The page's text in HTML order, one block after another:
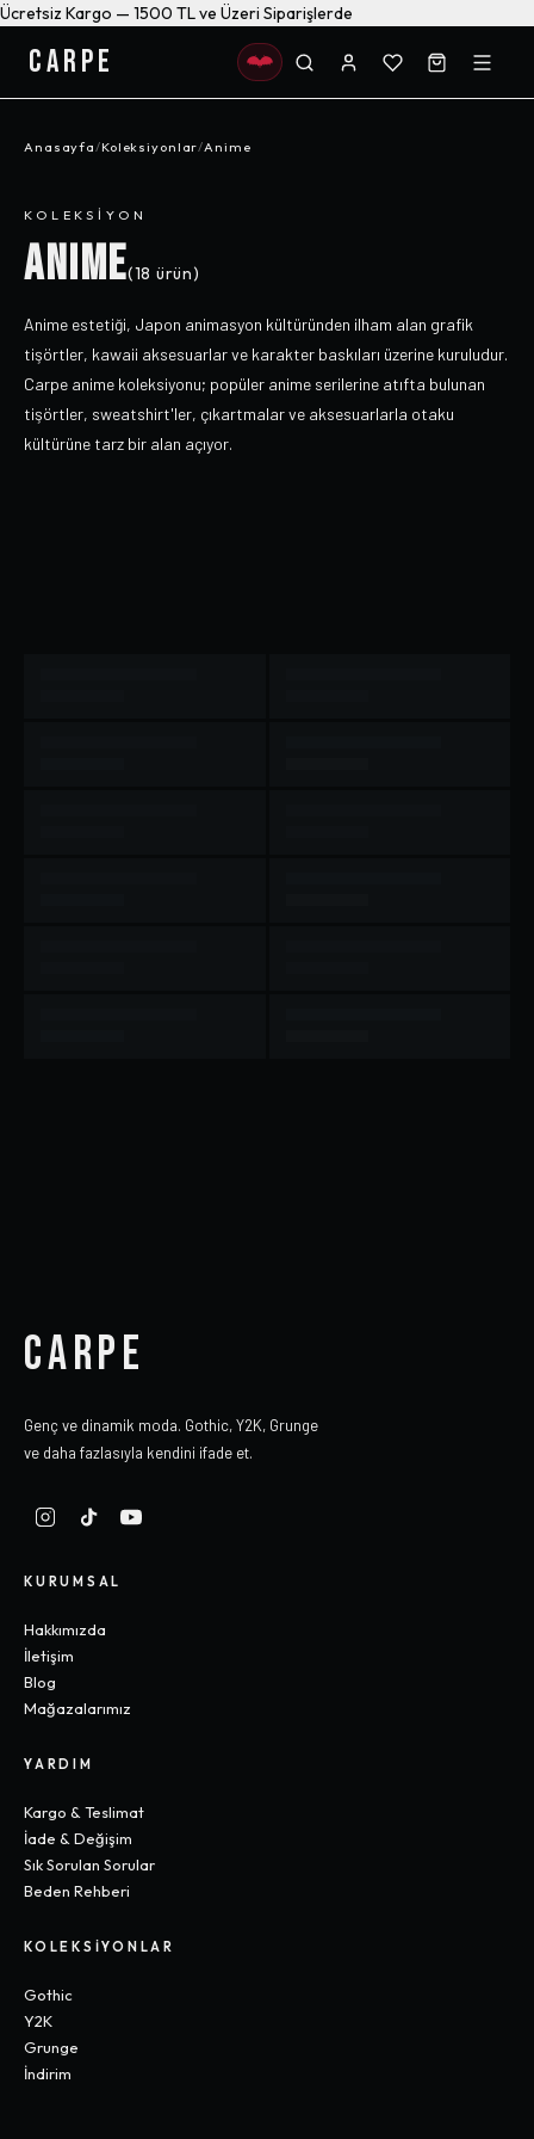
Ücretsiz Kargo — 1500 TL ve Üzeri Siparişlerde
CARPE
Anasayfa/Koleksiyonlar/Anime
KOLEKSIYON
ANIME(18 ürün)
Anime estetiği, Japon animasyon kültüründen ilham alan grafik
tişörtler, kawaii aksesuarlar ve karakter baskıları üzerine kuruludur.
Carpe anime koleksiyonu; popüler anime serilerine atıfta bulunan
tişörtler, sweatshirt'ler, çıkartmalar ve aksesuarlarla otaku
kültürüne tarz bir alan açıyor.
CARPE
Genç ve dinamik moda. Gothic, Y2K, Grunge
ve daha fazlasıyla kendini ifade et.
KURUMSAL
Hakkımızda
İletişim
Blog
Mağazalarımız
YARDIM
Kargo & Teslimat
İade & Değişim
Sık Sorulan Sorular
Beden Rehberi
KOLEKSIYONLAR
Gothic
Y2K
Grunge
İndirim